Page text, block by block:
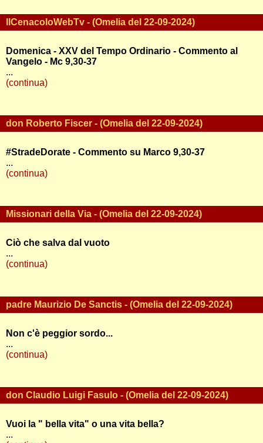
IlCenacoloWebTv - (Omelia del 22-09-2024)
Domenica - XXV del Tempo Ordinario - Commento al
Vangelo - Mc 9,30-37
...
(continua)
don Roberto Fiscer - (Omelia del 22-09-2024)
#StradeDorate - Commento su Marco 9,30-37
...
(continua)
Missionari della Via - (Omelia del 22-09-2024)
Ciò che salva dal vuoto
...
(continua)
padre Maurizio De Sanctis - (Omelia del 22-09-2024)
Non c'è peggior sordo...
...
(continua)
don Claudio Luigi Fasulo - (Omelia del 22-09-2024)
Vuoi la " bella vita" o una vita bella?
...